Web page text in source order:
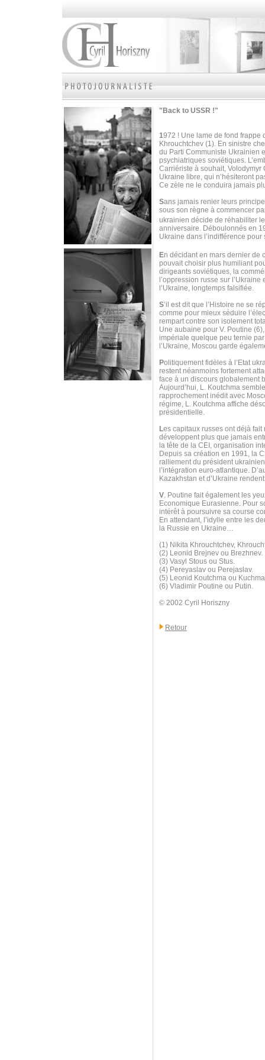
"Back to USSR !"
1972 ! Une lame de fond
Khrouchtchev (1). En sinistre
du Parti Communiste Ukrainien
psychiatriques soviétiques.
Carriériste à souhait,
Ukraine libre, qui n’hésiteront
Ce zèle ne le conduira jamais
Sans jamais renier leurs
sous son règne à commencer
ukrainien décide de réhabiliter
anniversaire. Déboulonnés en
Ukraine dans l’indifférence
En décidant en mars dernier de
pouvait choisir plus humiliant
dirigeants soviétiques, la
l’oppression russe sur
l’Ukraine, longtemps falsifiée.
S’il est dit que l’Histoire ne se
comme pour mieux séduire
rempart contre son isolement
Une aubaine pour V. Poutine
impériale quelque peu ternie
l’Ukraine, Moscou garde
Politiquement fidèles à l’Etat
restent néanmoins fortement
face à un discours globalement
Aujourd’hui, L. Koutchma
rapprochement inédit avec
régime, L. Koutchma affiche
présidentielle.
Les capitaux russes ont déjà
développent plus que jamais
la tête de la CEI, organisation
Depuis sa création en 1991, la
ralliement du président
l’intégration euro-atlantique.
Kazakhstan et d’Ukraine
V. Poutine fait également les
Economique Eurasienne. Pour
intérêt à poursuivre sa course
En attendant, l’idylle entre les
la Russie en Ukraine…
(1) Nikita Khrouchtchev,
(2) Leonid Brejnev ou Brezhnev.
(3) Vasyl Stous ou Stus.
(4) Pereyaslav ou Perejaslav.
(5) Leonid Koutchma ou
(6) Vladimir Poutine ou Putin.
© 2002 Cyril Horiszny
Retour